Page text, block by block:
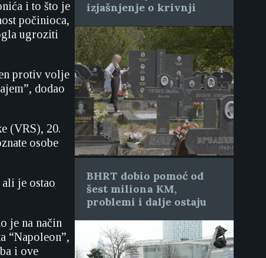
i to što je
počinioca,
ugroziti
protiv volje
dodao
(VRS), 20.
osobe
je ostao
je na način
“Napoleon”,
i ove
izjašnjenje o krivnji
BHRT dobio pomoć od
šest miliona KM,
problemi i dalje ostaju